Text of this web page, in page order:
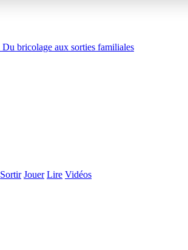
Du bricolage aux sorties familiales
Sortir Jouer Lire Vidéos